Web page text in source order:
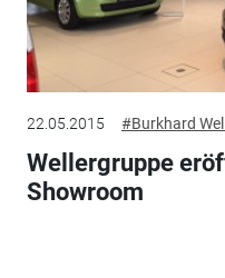
22.05.2015 #Burkhard
Wellergruppe
Showroom